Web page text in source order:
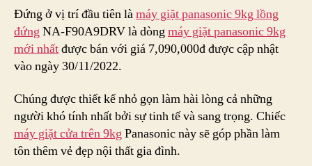
Đứng ở vị trí đầu tiên làmáy giặt panasonic 9kg lồng
đứngNA-F90A9DRV là dòngmáy giặt panasonic 9kg
mới nhấtđược bán với giá 7,090,000đ được cập nhật
vào ngày 30/11/2022.
Chúng được thiết kế nhỏ gọn làm hài lòng cả những
người khó tính nhất bởi sự tinh tế và sang trọng. Chiếc
máy giặt cửa trên 9kgPanasonic này sẽ góp phần làm
tôn thêm vẻ đẹp nội thất gia đình.